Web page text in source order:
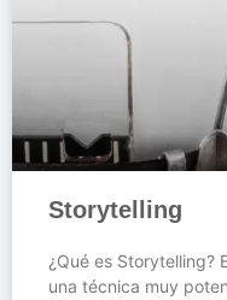
Storytelling
¿Qué es Storytelling?
una técnica muy